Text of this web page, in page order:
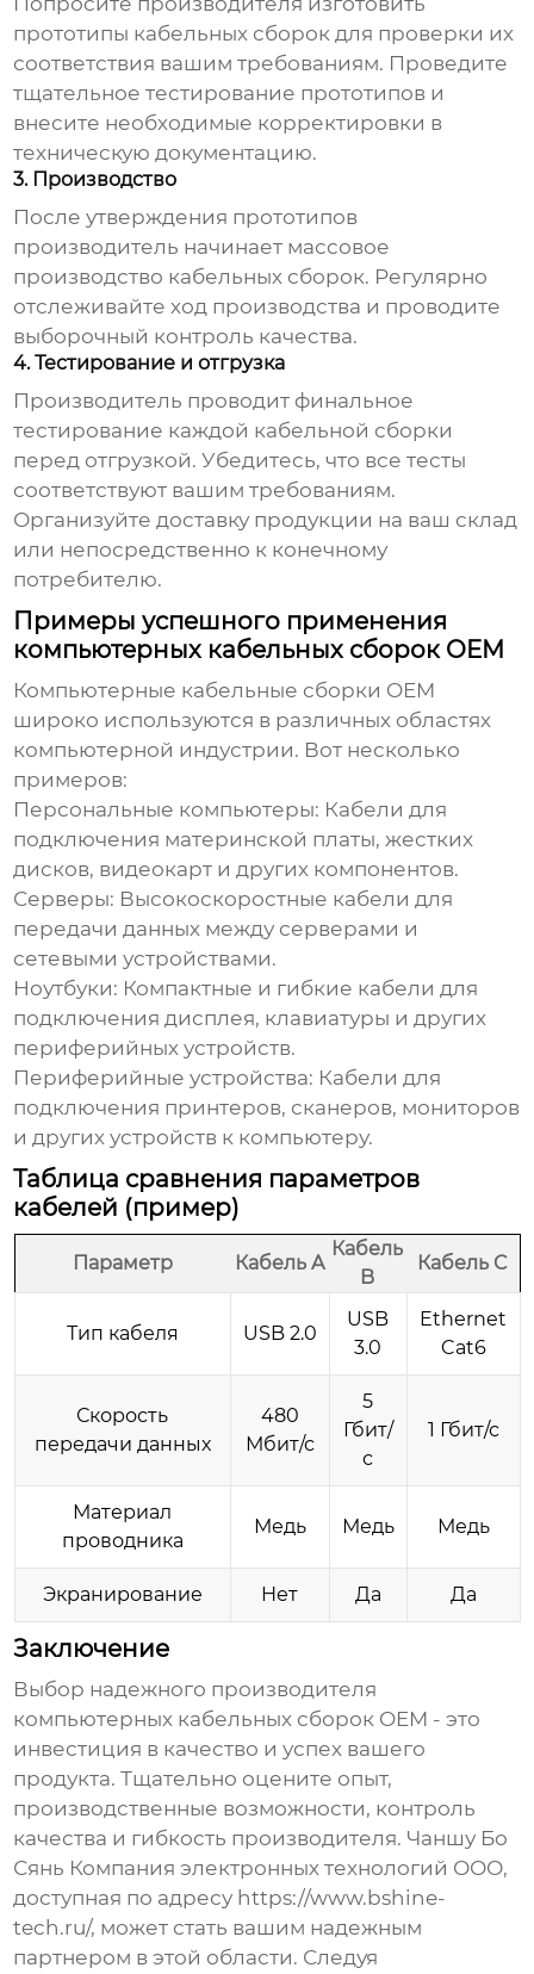
прототипы кабельных сборок для проверки их
соответствия вашим требованиям. Проведите
тщательное тестирование прототипов и
внесите необходимые корректировки в
техническую документацию.
3. Производство
После утверждения прототипов
производитель начинает массовое
производство кабельных сборок. Регулярно
отслеживайте ход производства и проводите
выборочный контроль качества.
4. Тестирование и отгрузка
Производитель проводит финальное
тестирование каждой кабельной сборки
перед отгрузкой. Убедитесь, что все тесты
соответствуют вашим требованиям.
Организуйте доставку продукции на ваш склад
или непосредственно к конечному
потребителю.
Примеры успешного применения
компьютерных кабельных сборок OEM
Компьютерные кабельные сборки OEM
широко используются в различных областях
компьютерной индустрии. Вот несколько
примеров:
Персональные компьютеры: Кабели для
подключения материнской платы, жестких
дисков, видеокарт и других компонентов.
Серверы: Высокоскоростные кабели для
передачи данных между серверами и
сетевыми устройствами.
Ноутбуки: Компактные и гибкие кабели для
подключения дисплея, клавиатуры и других
периферийных устройств.
Периферийные устройства: Кабели для
подключения принтеров, сканеров, мониторов
и других устройств к компьютеру.
Таблица сравнения параметров
кабелей (пример)
Параметр Кабель A
Кабель
B
Кабель C
Тип кабеля USB 2.0
USB
3.0
Ethernet
Cat6
Скорость
передачи данных
480
Мбит/с
5
Гбит/
с
1 Гбит/с
Материал
проводника
Медь Медь Медь
Экранирование Нет Да Да
Заключение
Выбор надежного производителя
компьютерных кабельных сборок OEM - это
инвестиция в качество и успех вашего
продукта. Тщательно оцените опыт,
производственные возможности, контроль
качества и гибкость производителя. Чаншу Бо
Сянь Компания электронных технологий ООО,
доступная по адресу https://www.bshine-
tech.ru/, может стать вашим надежным
партнером в этой области. Следуя